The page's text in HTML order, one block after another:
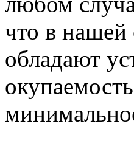
что в нашей
обладают